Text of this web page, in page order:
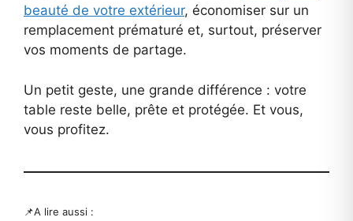
beauté de votre extérieur, économiser sur un
remplacement prématuré et, surtout, préserver
vos moments de partage.
Un petit geste, une grande différence : votre
table reste belle, prête et protégée. Et vous,
vous profitez.
📌A lire aussi :